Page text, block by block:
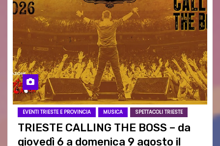
EVENTI TRIESTE E PROVINCIA MUSICA SPETTACOLI TRIESTE
TRIESTE CALLING THE BOSS – da
giovedì 6 a domenica 9 agosto il